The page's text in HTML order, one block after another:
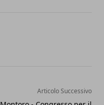
Articolo Successivo